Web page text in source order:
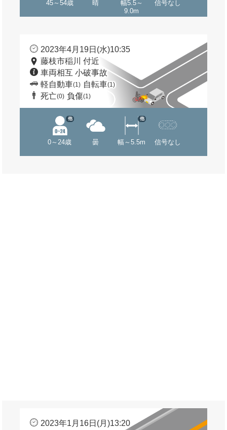
45～54歳 晴
幅5.5～
9.0m
信号なし
2023年4月19日(水)10:35
藤枝市稲川 付近
車両相互 小破事故
軽自動車(1) 自転車(1)
死亡(0) 負傷(1)
0～24歳
他
曇 幅～5.5m
他
信号なし
2023年1月16日(月)13:20